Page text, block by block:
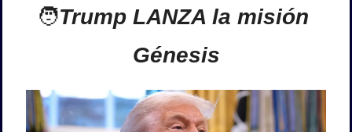
🧑Trump LANZA la misión
Génesis